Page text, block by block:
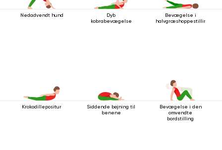
Nedadvendt hund
Dyb
kobrabevægelse
Bevægelse i
halvgræshoppestillingen
Krokodillepositur
Siddende bøjning til
benene
Bevægelse i den
omvendte
bordstilling